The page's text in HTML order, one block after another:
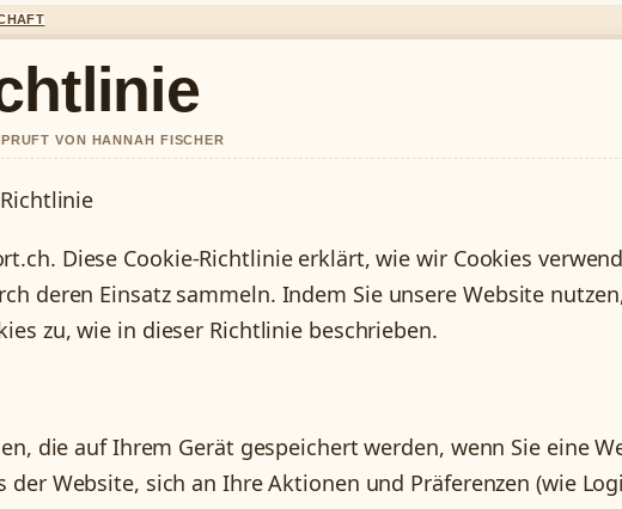
VON HANNAH FISCHER
Diese Cookie-Richtlinie erklärt, wie wir Cookies
deren Einsatz sammeln. Indem Sie unsere Website
zu, wie in dieser Richtlinie beschrieben.
die auf Ihrem Gerät gespeichert werden, wenn Sie eine
der Website, sich an Ihre Aktionen und Präferenzen (wie